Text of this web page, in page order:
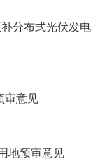
分布式光伏发电
审意见
地预审意见